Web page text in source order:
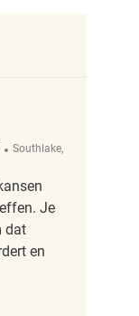
Plaats
Southlake,
Je
dat
en
REQ136687